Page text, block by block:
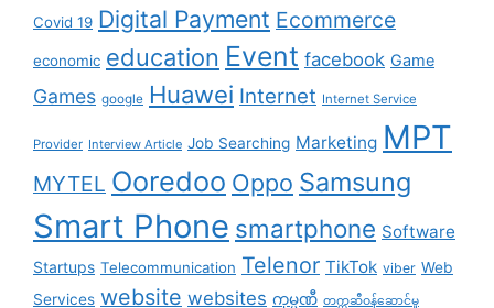
Covid 19 Digital Payment Ecommerce
economic education Event facebook Game
Games google Huawei Internet Internet Service
Provider Interview Article Job Searching Marketing MPT
MYTEL Ooredoo Oppo Samsung
Smart Phone smartphone Software
Startups Telecommunication Telenor TikTok viber Web
Services website websites ကုမ္ပဏီ တက္ကဆီဝန်ဆောင်မှု